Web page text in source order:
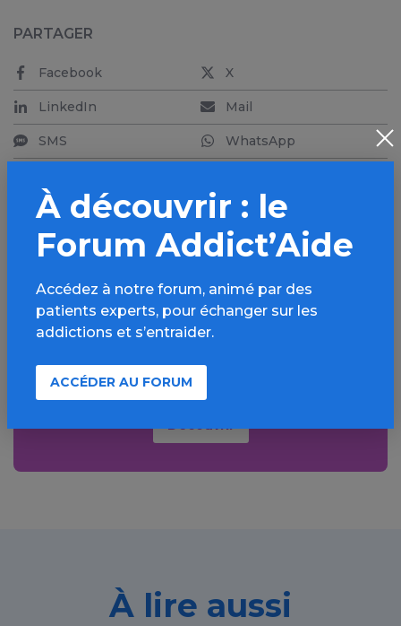
PARTAGER
Facebook X
LinkedIn Mail
SMS WhatsApp
Aller plus loin sur
l’espace Alcool
Informations, parcours d’évaluations,
ressources, actualités...
À lire aussi
À découvrir : le
Forum Addict’Aide
Accédez à notre forum, animé par des
patients experts, pour échanger sur les
addictions et s’entraider.
ACCÉDER AU FORUM